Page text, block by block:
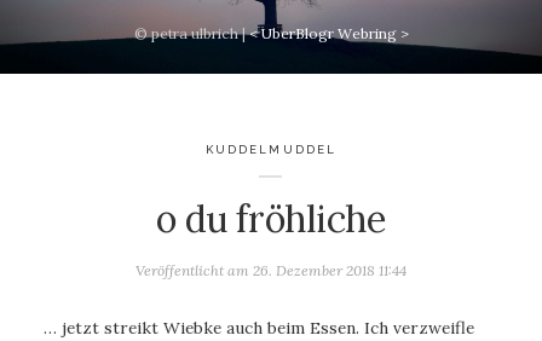
© petra ulbrich |< UberBlogr Webring >
KUDDELMUDDEL
o du fröhliche
Veröffentlicht am 26. Dezember 2018 11:44
… jetzt streikt Wiebke auch beim Essen. Ich verzweifle